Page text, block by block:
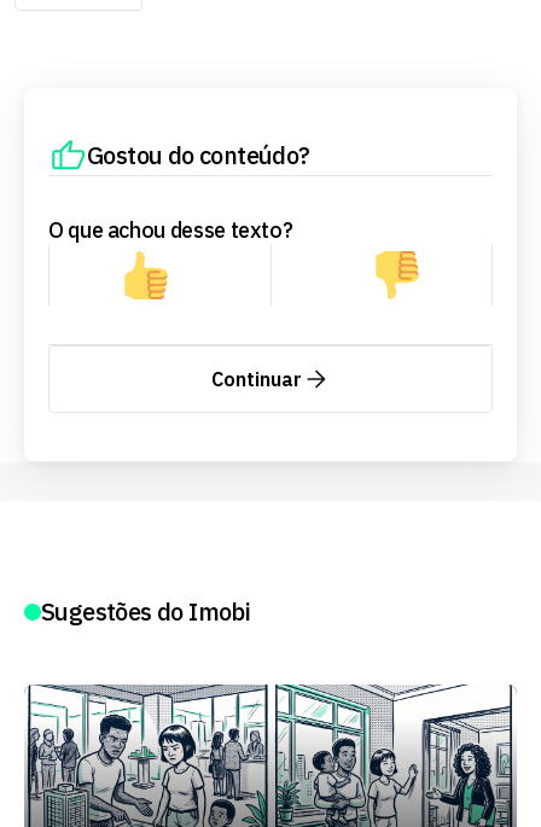
Gostou do conteúdo?
O que achou desse texto?
Continuar
Sugestões do Imobi